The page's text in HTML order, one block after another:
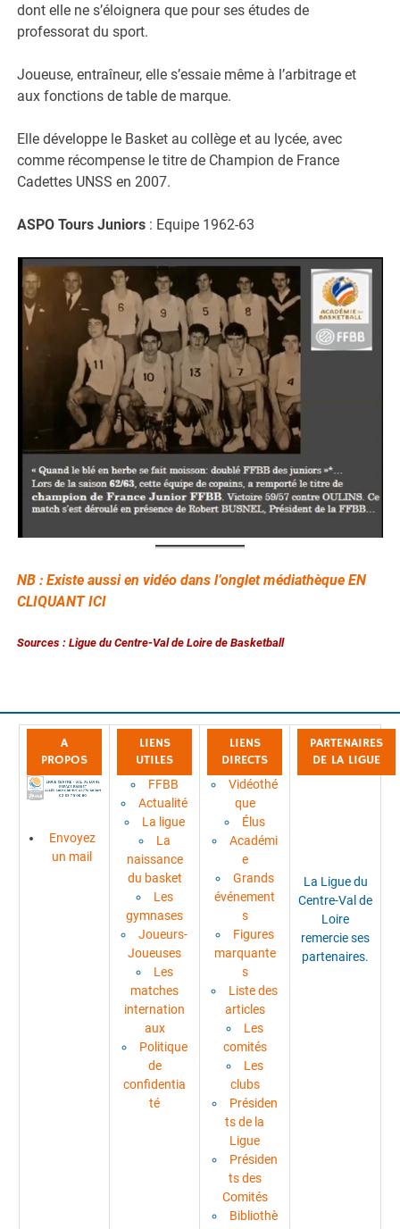
dont elle ne s’éloignera que pour ses études de
professorat du sport.
Joueuse, entraîneur, elle s’essaie même à l’arbitrage et
aux fonctions de table de marque.
Elle développe le Basket au collège et au lycée, avec
comme récompense le titre de Champion de France
Cadettes UNSS en 2007.
ASPO Tours Juniors : Equipe 1962-63
NB : Existe aussi en vidéo dans l’ongletmédiathèque EN
CLIQUANT ICI
Sources : Ligue du Centre-Val de Loire de Basketball
A
PROPOS
Envoyez
un mail
LIENS
UTILES
FFBB
Actualité
La ligue
La
naissance
du basket
Les
gymnases
Joueurs-
Joueuses
Les
matches
internation
aux
Politique
de
confidentia
té
LIENS
DIRECTS
Vidéothé
que
Élus
Académi
e
Grands
événement
s
Figures
marquante
s
Liste des
articles
Les
comités
Les
clubs
Présiden
ts de la
Ligue
Présiden
ts des
Comités
Bibliothè
PARTENAIRES
DE LA LIGUE
La Ligue du
Centre-Val de
Loire
remercie ses
partenaires.